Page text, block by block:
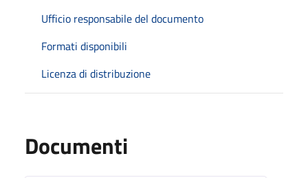
Ufficio responsabile del documento
Formati disponibili
Licenza di distribuzione
Documenti